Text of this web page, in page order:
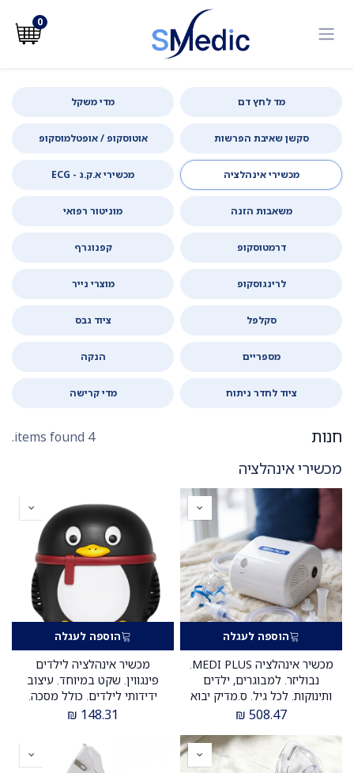
0
מד לחץ דם מדי משקל
סקשן שאיבת הפרשות אוטוסקופ / אופטלמוסקופ
מכשירי אינהלציה מכשירי א.ק.ג - ECG
משאבות הזנה מוניטור רפואי
דרמטוסקופ קפנוגרף
לרינגוסקופ מוצרי נייר
סקלפל ציוד גבס
מספריים הנקה
ציוד לחדר ניתוח מדי קרישה
חנות 4 items found.
מכשירי אינהלציה
הוספה לעגלה
מכשיר אינהלציה MEDI PLUS.
נבוליזר. למבוגרים, ילדים
ותינוקות. לכל גיל. ס.מדיק יבוא
508.47
₪
הוספה לעגלה
מכשיר אינהלציה לילדים
פינגווין. שקט במיוחד. עיצוב
ידידותי לילדים. כולל מסכה.
ס.מדיק יבוא
148.31
₪